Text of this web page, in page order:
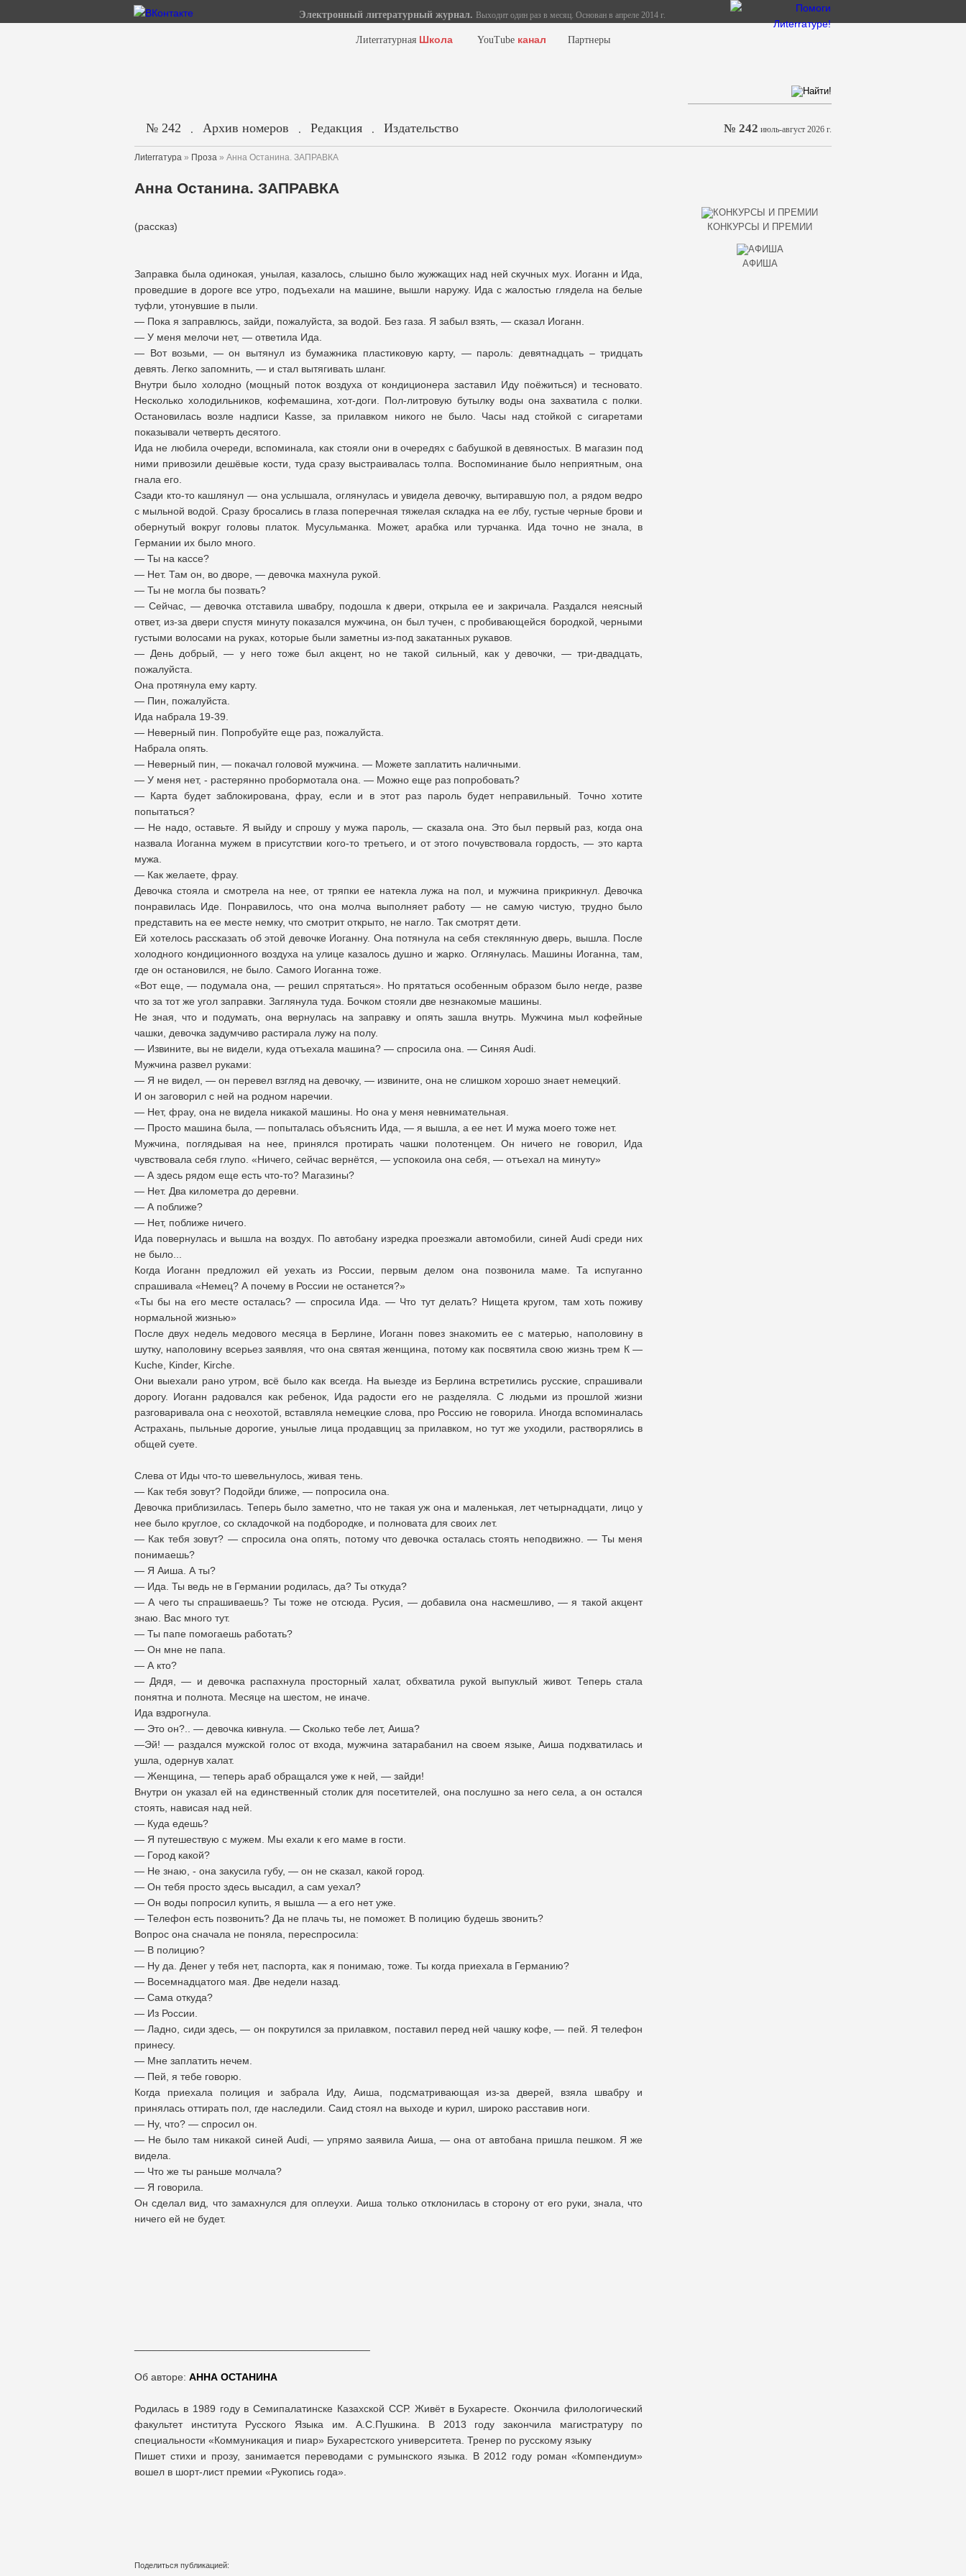
Электронный литературный журнал. Выходит один раз в месяц. Основан в апреле 2014 г.
Лиterraтурная Школа YouTube канал Партнеры
№ 242 . Архив номеров . Редакция . Издательство № 242 июль-август 2026 г.
Лиterraтура » Проза » Анна Останина. ЗАПРАВКА
Анна Останина. ЗАПРАВКА
(рассказ)
Заправка была одинокая, унылая, казалось, слышно было жужжащих над ней скучных мух. Иоганн и Ида,
проведшие в дороге все утро, подъехали на машине, вышли наружу. Ида с жалостью глядела на белые
туфли, утонувшие в пыли.
— Пока я заправлюсь, зайди, пожалуйста, за водой. Без газа. Я забыл взять, — сказал Иоганн.
— У меня мелочи нет, — ответила Ида.
— Вот возьми, — он вытянул из бумажника пластиковую карту, — пароль: девятнадцать – тридцать
девять. Легко запомнить, — и стал вытягивать шланг.
Внутри было холодно (мощный поток воздуха от кондиционера заставил Иду поёжиться) и тесновато.
Несколько холодильников, кофемашина, хот-доги. Пол-литровую бутылку воды она захватила с полки.
Остановилась возле надписи Kasse, за прилавком никого не было. Часы над стойкой с сигаретами
показывали четверть десятого.
Ида не любила очереди, вспоминала, как стояли они в очередях с бабушкой в девяностых. В магазин под
ними привозили дешёвые кости, туда сразу выстраивалась толпа. Воспоминание было неприятным, она
гнала его.
Сзади кто-то кашлянул — она услышала, оглянулась и увидела девочку, вытиравшую пол, а рядом ведро
с мыльной водой. Сразу бросались в глаза поперечная тяжелая складка на ее лбу, густые черные брови и
обернутый вокруг головы платок. Мусульманка. Может, арабка или турчанка. Ида точно не знала, в
Германии их было много.
— Ты на кассе?
— Нет. Там он, во дворе, — девочка махнула рукой.
— Ты не могла бы позвать?
— Сейчас, — девочка отставила швабру, подошла к двери, открыла ее и закричала. Раздался неясный
ответ, из-за двери спустя минуту показался мужчина, он был тучен, с пробивающейся бородкой, черными
густыми волосами на руках, которые были заметны из-под закатанных рукавов.
— День добрый, — у него тоже был акцент, но не такой сильный, как у девочки, — три-двадцать,
пожалуйста.
Она протянула ему карту.
— Пин, пожалуйста.
Ида набрала 19-39.
— Неверный пин. Попробуйте еще раз, пожалуйста.
Набрала опять.
— Неверный пин, — покачал головой мужчина. — Можете заплатить наличными.
— У меня нет, - растерянно пробормотала она. — Можно еще раз попробовать?
— Карта будет заблокирована, фрау, если и в этот раз пароль будет неправильный. Точно хотите
попытаться?
— Не надо, оставьте. Я выйду и спрошу у мужа пароль, — сказала она. Это был первый раз, когда она
назвала Иоганна мужем в присутствии кого-то третьего, и от этого почувствовала гордость, — это карта
мужа.
— Как желаете, фрау.
Девочка стояла и смотрела на нее, от тряпки ее натекла лужа на пол, и мужчина прикрикнул. Девочка
понравилась Иде. Понравилось, что она молча выполняет работу — не самую чистую, трудно было
представить на ее месте немку, что смотрит открыто, не нагло. Так смотрят дети.
Ей хотелось рассказать об этой девочке Иоганну. Она потянула на себя стеклянную дверь, вышла. После
холодного кондиционного воздуха на улице казалось душно и жарко. Оглянулась. Машины Иоганна, там,
где он остановился, не было. Самого Иоганна тоже.
«Вот еще, — подумала она, — решил спрятаться». Но прятаться особенным образом было негде, разве
что за тот же угол заправки. Заглянула туда. Бочком стояли две незнакомые машины.
Не зная, что и подумать, она вернулась на заправку и опять зашла внутрь. Мужчина мыл кофейные
чашки, девочка задумчиво растирала лужу на полу.
— Извините, вы не видели, куда отъехала машина? — спросила она. — Синяя Audi.
Мужчина развел руками:
— Я не видел, — он перевел взгляд на девочку, — извините, она не слишком хорошо знает немецкий.
И он заговорил с ней на родном наречии.
— Нет, фрау, она не видела никакой машины. Но она у меня невнимательная.
— Просто машина была, — попыталась объяснить Ида, — я вышла, а ее нет. И мужа моего тоже нет.
Мужчина, поглядывая на нее, принялся протирать чашки полотенцем. Он ничего не говорил, Ида
чувствовала себя глупо. «Ничего, сейчас вернётся, — успокоила она себя, — отъехал на минуту»
— А здесь рядом еще есть что-то? Магазины?
— Нет. Два километра до деревни.
— А поближе?
— Нет, поближе ничего.
Ида повернулась и вышла на воздух. По автобану изредка проезжали автомобили, синей Audi среди них
не было...
Когда Иоганн предложил ей уехать из России, первым делом она позвонила маме. Та испуганно
спрашивала «Немец? А почему в России не останется?»
«Ты бы на его месте осталась? — спросила Ида. — Что тут делать? Нищета кругом, там хоть поживу
нормальной жизнью»
После двух недель медового месяца в Берлине, Иоганн повез знакомить ее с матерью, наполовину в
шутку, наполовину всерьез заявляя, что она святая женщина, потому как посвятила свою жизнь трем К —
Kuche, Kinder, Kirche.
Они выехали рано утром, всё было как всегда. На выезде из Берлина встретились русские, спрашивали
дорогу. Иоганн радовался как ребенок, Ида радости его не разделяла. С людьми из прошлой жизни
разговаривала она с неохотой, вставляла немецкие слова, про Россию не говорила. Иногда вспоминалась
Астрахань, пыльные дорогие, унылые лица продавщиц за прилавком, но тут же уходили, растворялись в
общей суете.
Слева от Иды что-то шевельнулось, живая тень.
— Как тебя зовут? Подойди ближе, — попросила она.
Девочка приблизилась. Теперь было заметно, что не такая уж она и маленькая, лет четырнадцати, лицо у
нее было круглое, со складочкой на подбородке, и полновата для своих лет.
— Как тебя зовут? — спросила она опять, потому что девочка осталась стоять неподвижно. — Ты меня
понимаешь?
— Я Аиша. А ты?
— Ида. Ты ведь не в Германии родилась, да? Ты откуда?
— А чего ты спрашиваешь? Ты тоже не отсюда. Русия, — добавила она насмешливо, — я такой акцент
знаю. Вас много тут.
— Ты папе помогаешь работать?
— Он мне не папа.
— А кто?
— Дядя, — и девочка распахнула просторный халат, обхватила рукой выпуклый живот. Теперь стала
понятна и полнота. Месяце на шестом, не иначе.
Ида вздрогнула.
— Это он?.. — девочка кивнула. — Сколько тебе лет, Аиша?
—Эй! — раздался мужской голос от входа, мужчина затарабанил на своем языке, Аиша подхватилась и
ушла, одернув халат.
— Женщина, — теперь араб обращался уже к ней, — зайди!
Внутри он указал ей на единственный столик для посетителей, она послушно за него села, а он остался
стоять, нависая над ней.
— Куда едешь?
— Я путешествую с мужем. Мы ехали к его маме в гости.
— Город какой?
— Не знаю, - она закусила губу, — он не сказал, какой город.
— Он тебя просто здесь высадил, а сам уехал?
— Он воды попросил купить, я вышла — а его нет уже.
— Телефон есть позвонить? Да не плачь ты, не поможет. В полицию будешь звонить?
Вопрос она сначала не поняла, переспросила:
— В полицию?
— Ну да. Денег у тебя нет, паспорта, как я понимаю, тоже. Ты когда приехала в Германию?
— Восемнадцатого мая. Две недели назад.
— Сама откуда?
— Из России.
— Ладно, сиди здесь, — он покрутился за прилавком, поставил перед ней чашку кофе, — пей. Я телефон
принесу.
— Мне заплатить нечем.
— Пей, я тебе говорю.
Когда приехала полиция и забрала Иду, Аиша, подсматривающая из-за дверей, взяла швабру и
принялась оттирать пол, где наследили. Саид стоял на выходе и курил, широко расставив ноги.
— Ну, что? — спросил он.
— Не было там никакой синей Audi, — упрямо заявила Аиша, — она от автобана пришла пешком. Я же
видела.
— Что же ты раньше молчала?
— Я говорила.
Он сделал вид, что замахнулся для оплеухи. Аиша только отклонилась в сторону от его руки, знала, что
ничего ей не будет.
Об авторе: АННА ОСТАНИНА
Родилась в 1989 году в Семипалатинске Казахской ССР. Живёт в Бухаресте. Окончила филологический
факультет института Русского Языка им. А.С.Пушкина. В 2013 году закончила магистратуру по
специальности «Коммуникация и пиар» Бухарестского университета. Тренер по русскому языку
Пишет стихи и прозу, занимается переводами с румынского языка. В 2012 году роман «Компендиум»
вошел в шорт-лист премии «Рукопись года».
Поделиться публикацией:
КОНКУРСЫ И ПРЕМИИ
АФИША